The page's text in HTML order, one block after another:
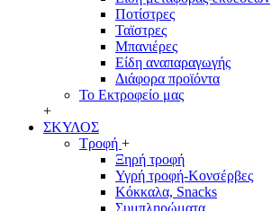
Ποτίστρες
Ταϊστρες
Μπανιέρες
Είδη αναπαραγωγής
Διάφορα προϊόντα
Το Εκτροφείο μας
+
ΣΚΥΛΟΣ
Τροφή +
Ξηρή τροφή
Υγρή τροφή-Κονσέρβες
Κόκκαλα, Snacks
Συμπληρώματα